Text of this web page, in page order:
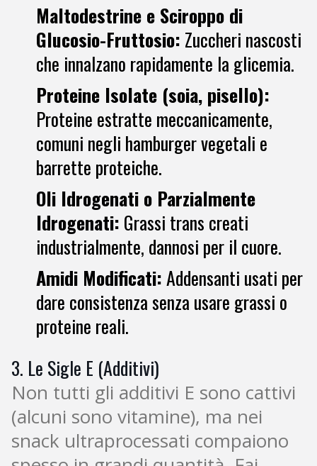
Maltodestrine e Sciroppo di
Glucosio-Fruttosio: Zuccheri nascosti
che innalzano rapidamente la glicemia.
Proteine Isolate (soia, pisello):
Proteine estratte meccanicamente,
comuni negli hamburger vegetali e
barrette proteiche.
Oli Idrogenati o Parzialmente
Idrogenati: Grassi trans creati
industrialmente, dannosi per il cuore.
Amidi Modificati:Addensanti usati per
dare consistenza senza usare grassi o
proteine reali.
3. Le Sigle E (Additivi)
Non tutti gli additivi E sono cattivi
(alcuni sono vitamine), ma nei
snack ultraprocessati compaiono